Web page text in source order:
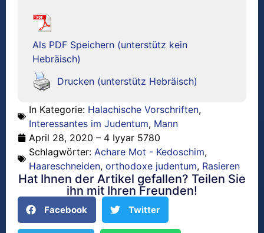
Als PDF Speichern (unterstütz kein
Hebräisch)
Drucken (unterstütz Hebräisch)
In Kategorie: Halachische Vorschriften,
Interessantes im Judentum, Mann
April 28, 2020 – 4 Iyyar 5780
Schlagwörter: Achare Mot - Kedoschim,
Haareschneiden, orthodoxe judentum, Rasieren
Hat Ihnen der Artikel gefallen? Teilen Sie
ihn mit Ihren Freunden!
Facebook Twitter